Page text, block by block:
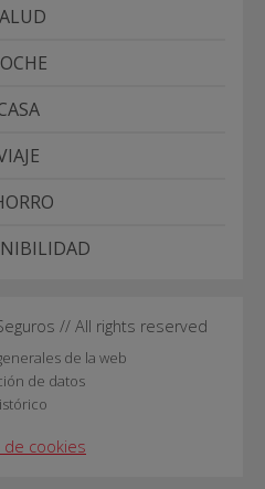
// All rights reserved
de la web
de datos
de cookies